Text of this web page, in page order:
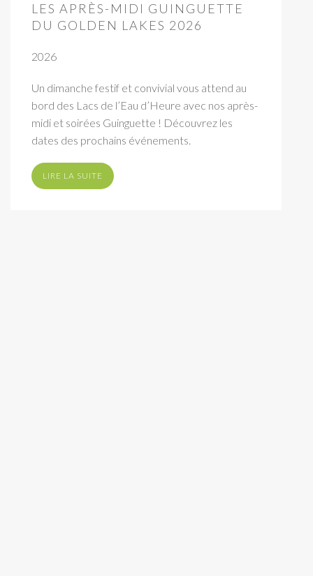
LES APRÈS-MIDI GUINGUETTE
DU GOLDEN LAKES 2026
2026
Un dimanche festif et convivial vous attend au
bord des Lacs de l’Eau d’Heure avec nos après-
midi et soirées Guinguette ! Découvrez les
dates des prochains événements.
LIRE LA SUITE